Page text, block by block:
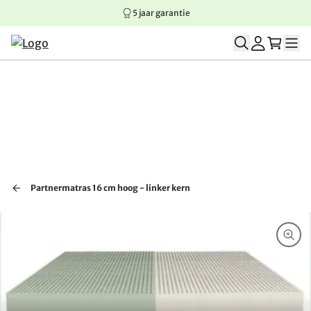
Springen naar hoofdinhoud
Springen naar hoofdnavigatie
Springen naar voettekst
5 jaar garantie
Partnermatras 16 cm hoog - linker kern